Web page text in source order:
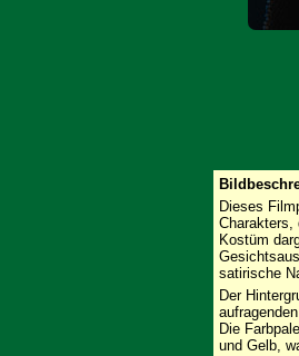
Dieses
Charakters,
Kostüm
satirische
Der
Die
und Gelb,